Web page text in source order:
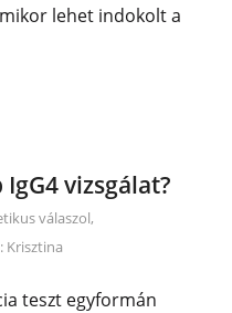
lehet indokolt a
vizsgálat?
válaszol,
Krisztina
teszt egyformán